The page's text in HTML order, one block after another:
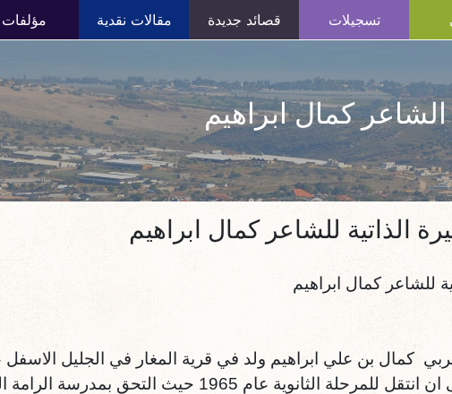
تسجيلات قصائد جديدة مقالات نقدية مؤلفات
كمال ابراهيم
الذاتية للشاعر كمال ابراهيم
للشاعر كمال ابراهيم
مدرستها الابتدائية الى ان انتقل للمرحلة الثانوية عام 1965 حيث